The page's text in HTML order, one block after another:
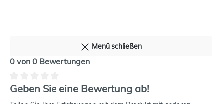
Menü schließen
0 von 0 Bewertungen
Geben Sie eine Bewertung ab!